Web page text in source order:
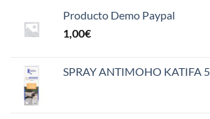
Producto Demo Paypal
1,00€
SPRAY ANTIMOHO KATIFA